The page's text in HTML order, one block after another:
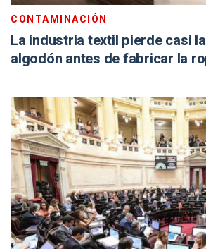
CONTAMINACIÓN
La industria textil pierde casi
algodón antes de fabricar la